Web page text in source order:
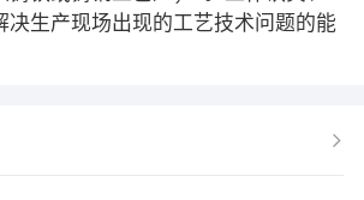
决生产现场出现的工艺技术问题的能